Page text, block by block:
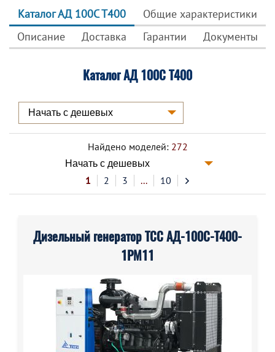
Каталог АД 100С Т400
Общие характеристики
Описание
Доставка Гарантии Документы
Каталог АД 100С Т400
Найдено моделей: 272
1 2 3 ... 10
Дизельный генератор ТСС АД-100С-Т400-
1РМ11